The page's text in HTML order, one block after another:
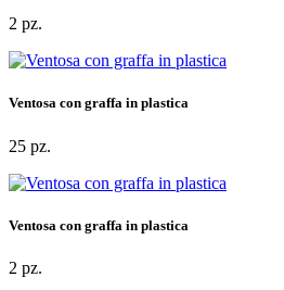
2 pz.
Ventosa con graffa in plastica
25 pz.
Ventosa con graffa in plastica
2 pz.